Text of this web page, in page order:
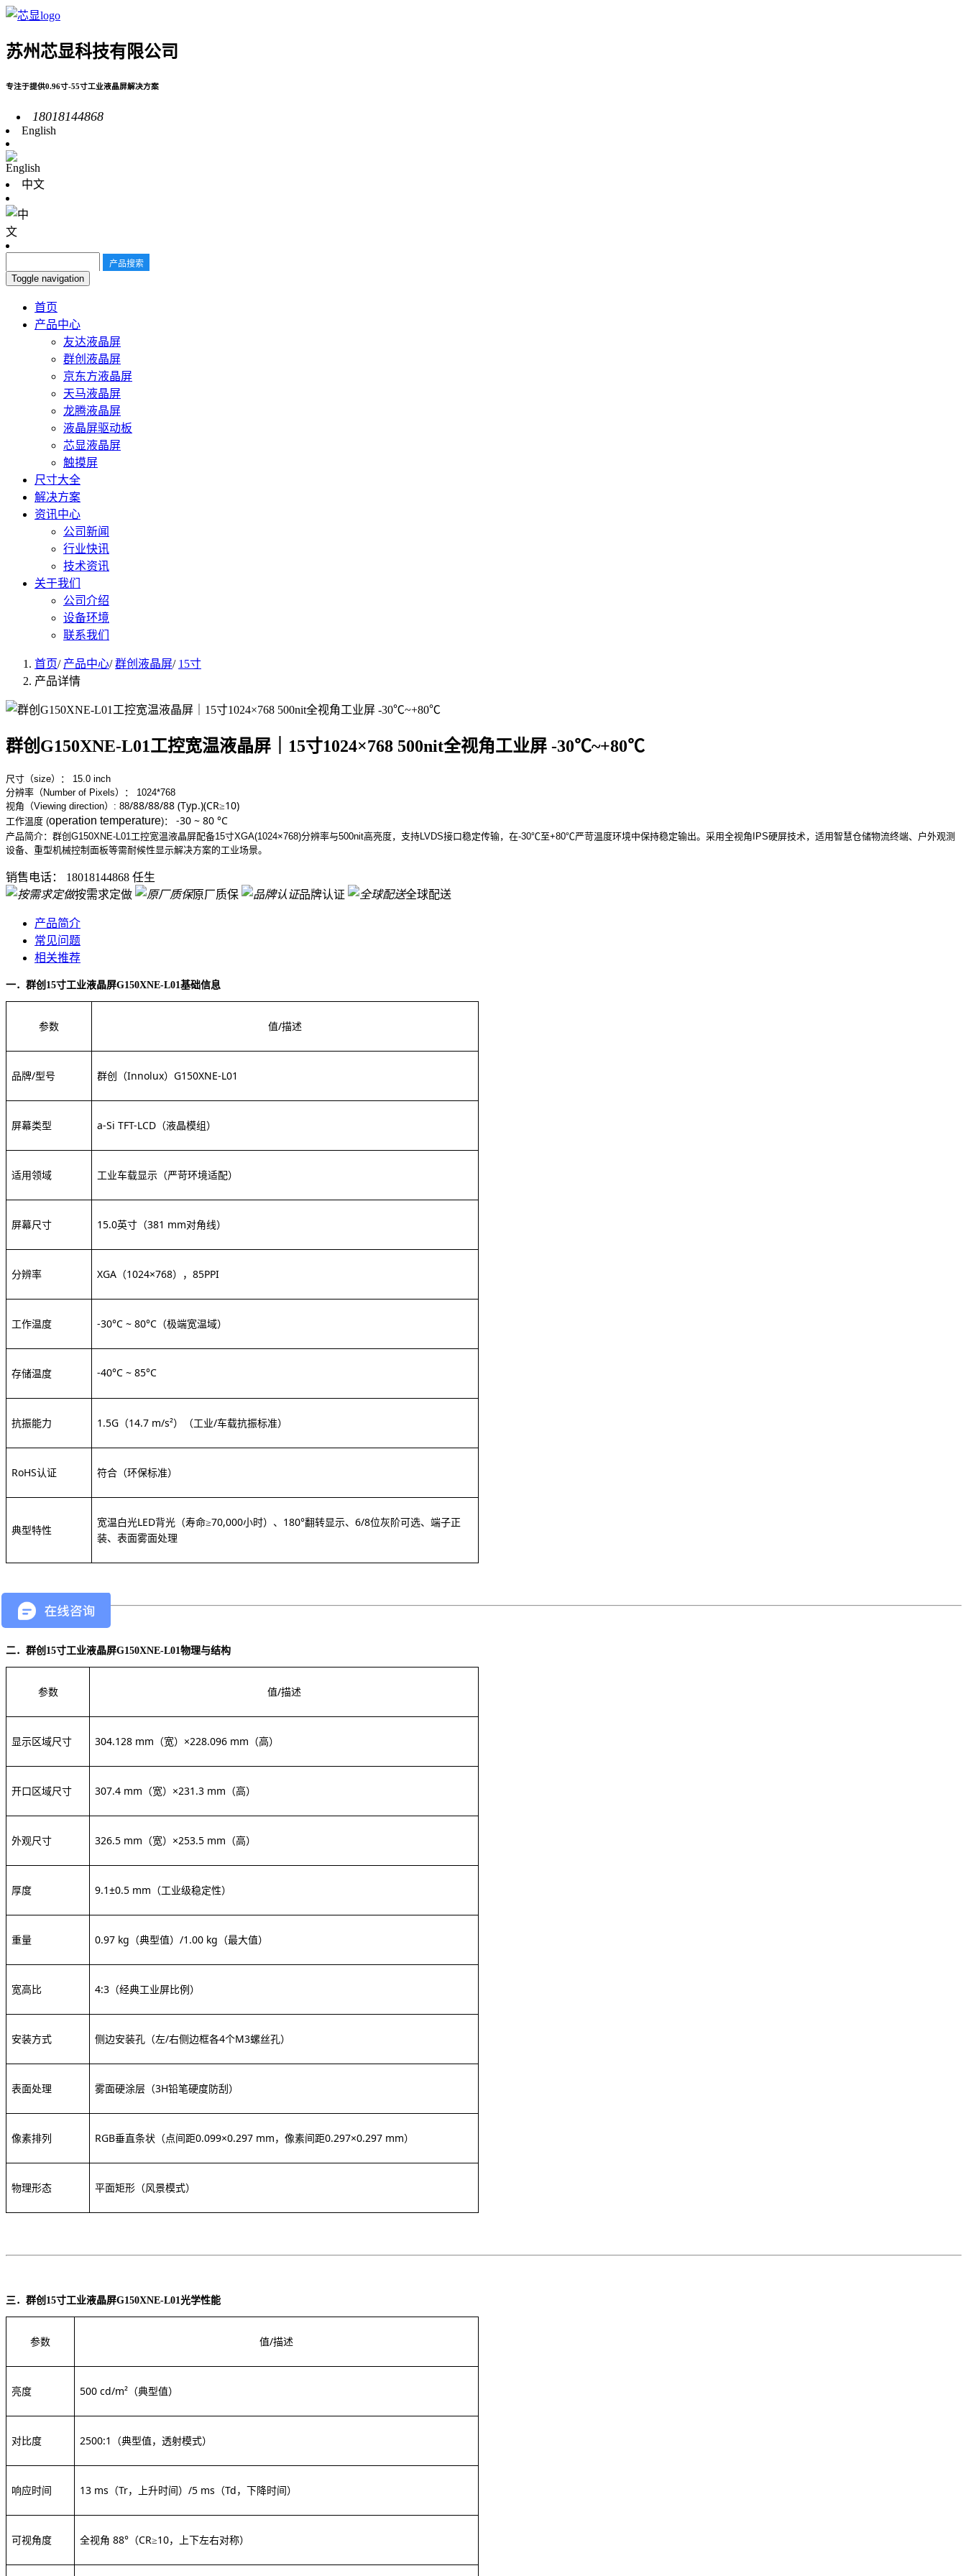
苏州芯显科技有限公司
专注于提供0.96寸-55寸工业液晶屏解决方案
18018144868
English
中文
Toggle navigation
首页
产品中心
友达液晶屏
群创液晶屏
京东方液晶屏
天马液晶屏
龙腾液晶屏
液晶屏驱动板
芯显液晶屏
触摸屏
尺寸大全
解决方案
资讯中心
公司新闻
行业快讯
技术资讯
关于我们
公司介绍
设备环境
联系我们
首页/ 产品中心/群创液晶屏/ 15寸
产品详情
群创G150XNE-L01工控宽温液晶屏｜15寸1024×768 500nit全视角工业屏 -30℃~+80℃
尺寸（size）： 15.0 inch
分辨率（Number of Pixels）： 1024*768
视角（Viewing direction）: 88/88/88/88 (Typ.)(CR≥10)
工作温度 (operation temperature)： -30 ~ 80 °C
产品简介：群创G150XNE-L01工控宽温液晶屏配备15寸XGA(1024×768)分辨率与500nit高亮度，支持LVDS接口稳定传输，在-30℃至+80℃严苛温度环境中保持稳定输出。采用全视角IPS硬屏技术，适用智慧仓储物流终端、户外观测
设备、重型机械控制面板等需耐候性显示解决方案的工业场景。
销售电话： 18018144868 任生
按需求定做
原厂质保 品牌认证 全球配送
产品简介
常见问题
相关推荐
一．群创 15寸工业液晶屏G150XNE-L01基础信息
参数 值/描述
品牌/型号 群创（Innolux） G150XNE-L01
屏幕类型 a-Si TFT-LCD（液晶模组）
适用领域 工业车载显示 （严苛环境适配）
屏幕尺寸 15.0英寸 （381 mm对角线）
分辨率 XGA（1024×768） ， 85PPI
工作温度 -30°C ~ 80°C （极端宽温域）
存储温度 -40°C ~ 85°C
抗振能力 1.5G（14.7 m/s²） （工业/车载抗振标准）
RoHS认证 符合（环保标准）
典型特性
宽温白光LED背光（寿命≥70,000小时） 、 180°翻转显示、6/8位灰阶可选、端子正
装、表面雾面处理
二．群创 15寸工业液晶屏G150XNE-L01物理与结构
参数 值/描述
显示区域尺寸 304.128 mm（宽）×228.096 mm（高）
开口区域尺寸 307.4 mm（宽）×231.3 mm（高）
外观尺寸 326.5 mm（宽）×253.5 mm（高）
厚度 9.1±0.5 mm （工业级稳定性）
重量 0.97 kg（典型值）/1.00 kg（最大值）
宽高比 4:3 （经典工业屏比例）
安装方式 侧边安装孔（左/右侧边框各4个M3螺丝孔）
表面处理 雾面硬涂层（3H铅笔硬度防刮）
像素排列 RGB垂直条状 （点间距0.099×0.297 mm，像素间距0.297×0.297 mm）
物理形态 平面矩形（风景模式）
三．群创 15寸工业液晶屏G150XNE-L01光学性能
参数 值/描述
亮度 500 cd/m²（典型值）
对比度 2500:1（典型值，透射模式）
响应时间 13 ms（Tr，上升时间）/5 ms（Td，下降时间）
可视角度 全视角 88°（CR≥10，上下左右对称）